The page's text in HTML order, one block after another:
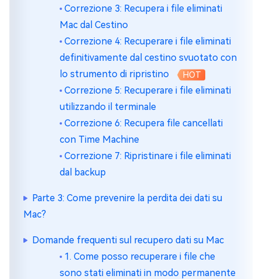
Correzione 3: Recupera i file eliminati
Mac dal Cestino
Correzione 4: Recuperare i file eliminati
definitivamente dal cestino svuotato con
lo strumento di ripristino
HOT
Correzione 5: Recuperare i file eliminati
utilizzando il terminale
Correzione 6: Recupera file cancellati
con Time Machine
Correzione 7: Ripristinare i file eliminati
dal backup
Parte 3: Come prevenire la perdita dei dati su
Mac?
Domande frequenti sul recupero dati su Mac
1. Come posso recuperare i file che
sono stati eliminati in modo permanente